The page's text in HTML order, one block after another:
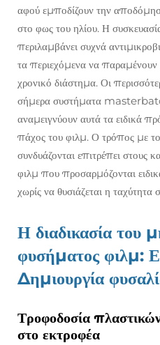
αφού εμποδίζουν την
στο φως του ηλίου. Η
περιλαμβάνει συχνά
τα περιεχόμενα να παραμένουν
χρονικό διάστημα. Οι
σήμερα συστήματα
αναμειγνύουν αυτά τα ειδικά
πάχος του φιλμ. Ο τρόπος με
συνδυάζονται επιτρέπει στους
φιλμ που προσαρμόζονται
χωρίς να θυσιάζεται η
Η διαδικασία του
φυσήματος φιλμ:
Δημιουργία
Τροφοδοσία
στο εκτροφέα